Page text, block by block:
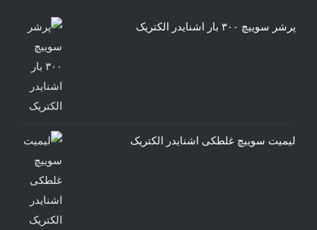
پرشر سوییچ ۳۰۰ بار اشنایدر الکتریک
لیمیت سوییچ غلطکی اشنایدر الکتریک